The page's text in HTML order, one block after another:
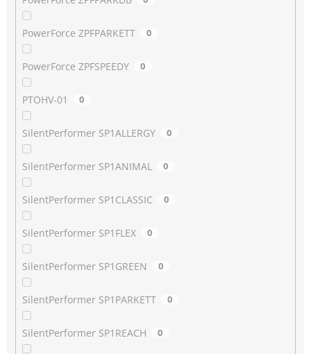
PowerForce ZPFPARKETT 0
PowerForce ZPFSPEEDY 0
PTOHV-01 0
SilentPerformer SP1ALLERGY 0
SilentPerformer SP1ANIMAL 0
SilentPerformer SP1CLASSIC 0
SilentPerformer SP1FLEX 0
SilentPerformer SP1GREEN 0
SilentPerformer SP1PARKETT 0
SilentPerformer SP1REACH 0